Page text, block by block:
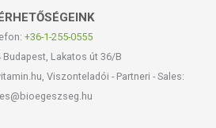
+36-1-255-0555
Budapest, Lakatos út 36/B
Viszonteladói - Partneri - Sales: